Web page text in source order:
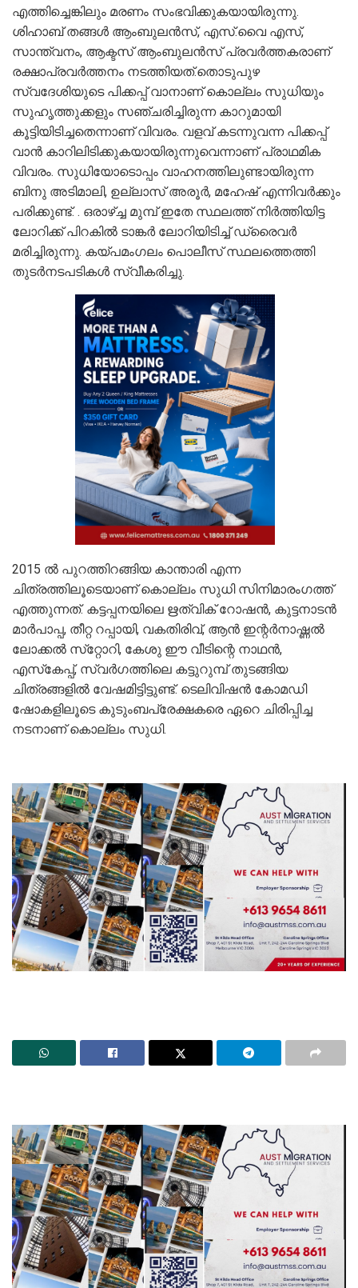
എത്തിച്ചെങ്കിലും മരണം സംഭവിക്കുകയായിരുന്നു.
ശിഹാബ് തങ്ങൾ ആംബുലൻസ്, എസ്.വൈ എസ്,
സാന്ത്വനം, ആക്ടസ് ആംബുലൻസ് പ്രവർത്തകരാണ്
രക്ഷാപ്രവർത്തനം നടത്തിയത്.തൊടുപുഴ
സ്വദേശിയുടെ പിക്കപ്പ് വാനാണ് കൊല്ലം സുധിയും
സുഹൃത്തുക്കളും സഞ്ചരിച്ചിരുന്ന കാറുമായി
കൂട്ടിയിടിച്ചതെന്നാണ് വിവരം. വളവ് കടന്നുവന്ന പിക്കപ്പ്
വാൻ കാറിലിടിക്കുകയായിരുന്നുവെന്നാണ് പ്രാഥമിക
വിവരം. സുധിയോടൊപ്പം വാഹനത്തിലുണ്ടായിരുന്ന
ബിനു അടിമാലി, ഉല്ലാസ് അരൂർ, മഹേഷ് എന്നിവർക്കും
പരിക്കുണ്ട്. . ഒരാഴ്ച്ച മുമ്പ് ഇതേ സ്ഥലത്ത് നിർത്തിയിട്ട
ലോറിക്ക് പിറകിൽ ടാങ്കർ ലോറിയിടിച്ച് ഡ്രൈവർ
മരിച്ചിരുന്നു. കയ്പമംഗലം പൊലീസ് സ്ഥലത്തെത്തി
തുടർനടപടികള്‍ സ്വീകരിച്ചു.
2015 ല്‍ പുറത്തിറങ്ങിയ കാന്താരി എന്ന
ചിത്രത്തിലൂടെയാണ് കൊല്ലം സുധി സിനിമാരംഗത്ത്
എത്തുന്നത്. കട്ടപ്പനയിലെ ഋത്വിക് റോഷന്‍, കുട്ടനാടന്‍
മാര്‍പാപ്പ, തീറ്റ റപ്പായി, വകതിരിവ്, ആന്‍ ഇന്റര്‍നാഷ്ണല്‍
ലോക്കല്‍ സ്‌റ്റോറി, കേശു ഈ വീടിന്റെ നാഥന്‍,
എസ്‌കേപ്പ്, സ്വര്‍ഗത്തിലെ കട്ടുറുമ്പ് തുടങ്ങിയ
ചിത്രങ്ങളില്‍ വേഷമിട്ടിട്ടുണ്ട്. ടെലിവിഷൻ കോമഡി
ഷോകളിലൂടെ കുടുംബപ്രേക്ഷകരെ ഏറെ ചിരിപ്പിച്ച
നടനാണ് കൊല്ലം സുധി.